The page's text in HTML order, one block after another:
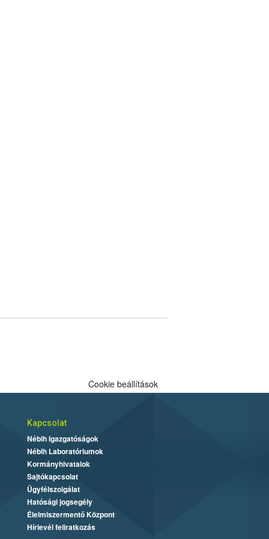
Cookie beállítások
Kapcsolat
Nébih Igazgatóságok
Nébih Laboratóriumok
Kormányhivatalok
Sajtókapcsolat
Ügyfélszolgálat
Hatósági jogsegély
Élelmiszermentő Központ
Hírlevél feliratkozás